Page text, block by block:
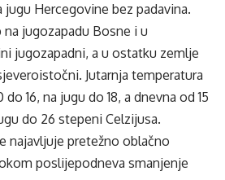
jugu Hercegovine bez padavina.
na jugozapadu Bosne i u
jugozapadni, a u ostatku zemlje
Jutarnja temperatura
do 16, na jugu do 18, a dnevna od 15
do 26 stepeni Celzijusa.
najavljuje pretežno oblačno
poslijepodneva smanjenje